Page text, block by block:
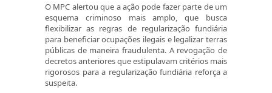
O MPC alertou que a ação pode fazer parte de um
esquema criminoso mais amplo, que busca
flexibilizar as regras de regularização fundiária
para beneficiar ocupações ilegais e legalizar terras
públicas de maneira fraudulenta. A revogação de
decretos anteriores que estipulavam critérios mais
rigorosos para a regularização fundiária reforça a
suspeita.